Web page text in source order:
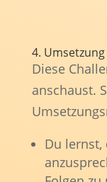
4.
Diese
anschaust.
Du lernst,